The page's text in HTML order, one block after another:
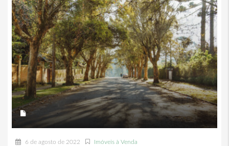
6 de agosto de 2022 Imóveis à Venda